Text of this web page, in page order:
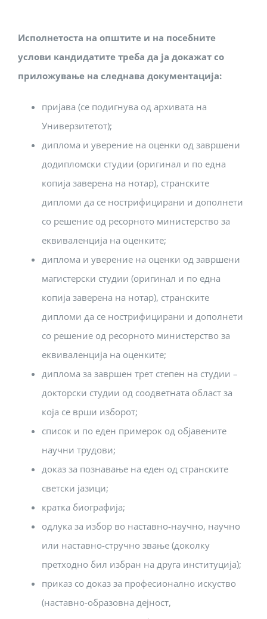
Исполнетоста на општите и на посебните
услови кандидатите треба да ја докажат со
приложување на следнава документација:
пријава (се подигнува од архивата на
Универзитетот);
диплома и уверение на оценки од завршени
додипломски студии (оригинал и по една
копија заверена на нотар), странските
дипломи да се нострифицирани и дополнети
со решение од ресорното министерство за
еквиваленција на оценките;
диплома и уверение на оценки од завршени
магистерски студии (оригинал и по една
копија заверена на нотар), странските
дипломи да се нострифицирани и дополнети
со решение од ресорното министерство за
еквиваленција на оценките;
диплома за завршен трет степен на студии –
докторски студии од соодветната област за
која се врши изборот;
список и по еден примерок од објавените
научни трудови;
доказ за познавање на еден од странските
светски јазици;
кратка биографија;
одлука за избор во наставно-научно, научно
или наставно-стручно звање (доколку
претходно бил избран на друга институција);
приказ со доказ за професионално искуство
(наставно-образовна дејност,